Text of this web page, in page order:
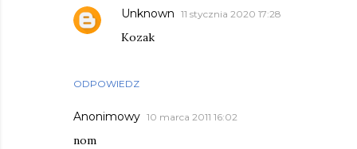
ODPOWIEDZ
Unknown 11 stycznia 2020 17:28
Kozak
Anonimowy 10 marca 2011 16:02
nom